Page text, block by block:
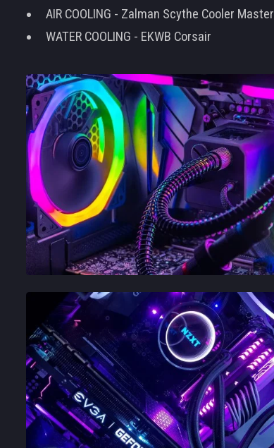
AIR COOLING - Zalman Scythe Cooler Master
WATER COOLING - EKWB Corsair